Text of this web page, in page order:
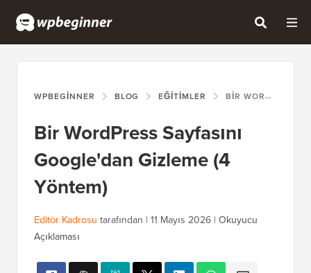
WPBEGINNER BLOG EĞITIMLER BIR WORDPRESS SAYFASINI GOOGLE'DAN GIZLEME (4 YÖNTEM)
Bir WordPress Sayfasını
Google'dan Gizleme (4
Yöntem)
Editör Kadrosu tarafından | 11 Mayıs 2026 | Okuyucu
Açıklaması